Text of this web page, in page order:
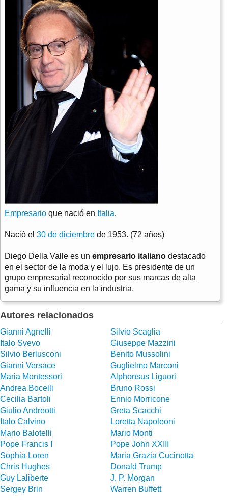
Empresario que nació en Italia.
Nació el 30 de diciembre de 1953. (72 años)
Diego Della Valle es un empresario italiano destacado
en el sector de la moda y el lujo. Es presidente de un
grupo empresarial reconocido por sus marcas de alta
gama y su influencia en la industria.
Autores relacionados
Gianni Agnelli
Silvio Scaglia
Italo Svevo
Giuseppe Mazzini
Silvio Berlusconi
Benito Mussolini
Gianni Versace
Guglielmo Marconi
Maria Montessori
Alphonsus Liguori
Andrea Bocelli
Bruno Rossi
Cecilia Bartoli
Ennio Morricone
Giulio Andreotti
Greta Scacchi
Italo Calvino
Loretta Napoleoni
Mario Balotelli
Mario Monti
Pope Francis I
Pope John XXIII
Sophia Loren
Maria Grazia Cucinotta
Chris Hughes
Donald Trump
Guy Laliberte
J. P. Morgan
Sergey Brin
Warren Buffett